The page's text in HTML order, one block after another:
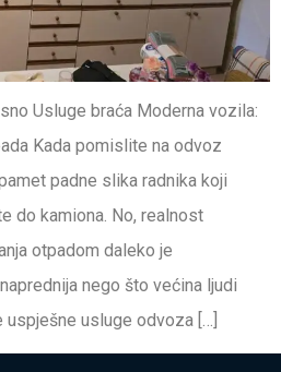
Usluge braća Moderna vozila:
Kada pomislite na odvoz
padne slika radnika koji
do kamiona. No, realnost
otpadom daleko je
nego što većina ljudi
usluge odvoza […]